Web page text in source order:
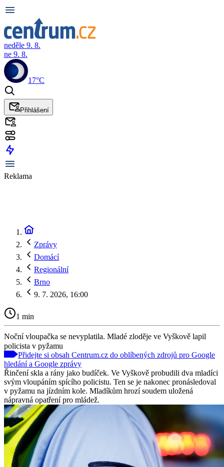
neděle 9. 8.
ne 9. 8.
17°C
Přihlášení
Reklama
Zprávy
Domácí
Regionální
Brno
9. 7. 2026, 16:00
1 min
Noční vloupačka se nevyplatila. Mladé zloděje ve Vyškově lapil
policista v pyžamu
Přidejte si obsah Centrum.cz do oblíbených zdrojů pro Google
hledání a Google zprávy
Řinčení skla a rány jako budíček. Ve Vyškově probudili dva mladíci
svým vloupáním spícího policistu. Ten se je nakonec pronásledoval
v pyžamu na jízdním kole. Mladíkům hrozí soudem uložená
nápravná opatření pro mládež.